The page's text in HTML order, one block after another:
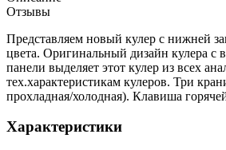
Отзывы
Представляем новый кулер с нижней
цвета. Оригинальный дизайн кулера с
панели выделяет этот кулер из всех
тех.характеристикам кулеров. Три
прохладная/холодная). Клавиша
Характеристики